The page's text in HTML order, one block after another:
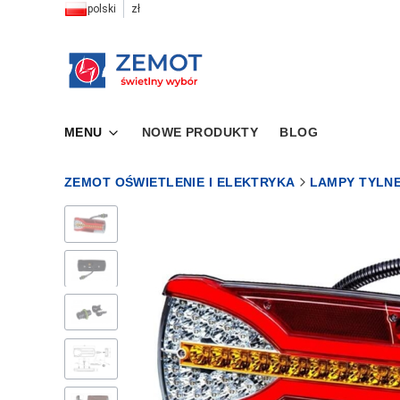
polski zł
MENU NOWE PRODUKTY BLOG
ZEMOT OŚWIETLENIE I ELEKTRYKA LAMPY